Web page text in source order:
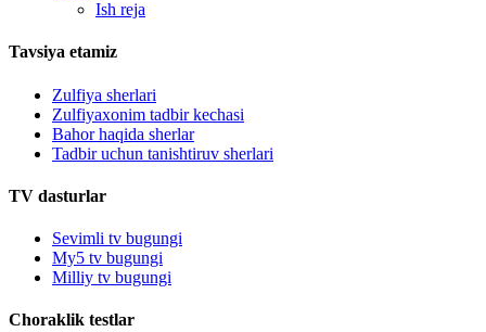
Ish reja
Tavsiya etamiz
Zulfiya sherlari
Zulfiyaxonim tadbir kechasi
Bahor haqida sherlar
Tadbir uchun tanishtiruv sherlari
TV dasturlar
Sevimli tv bugungi
My5 tv bugungi
Milliy tv bugungi
Choraklik testlar